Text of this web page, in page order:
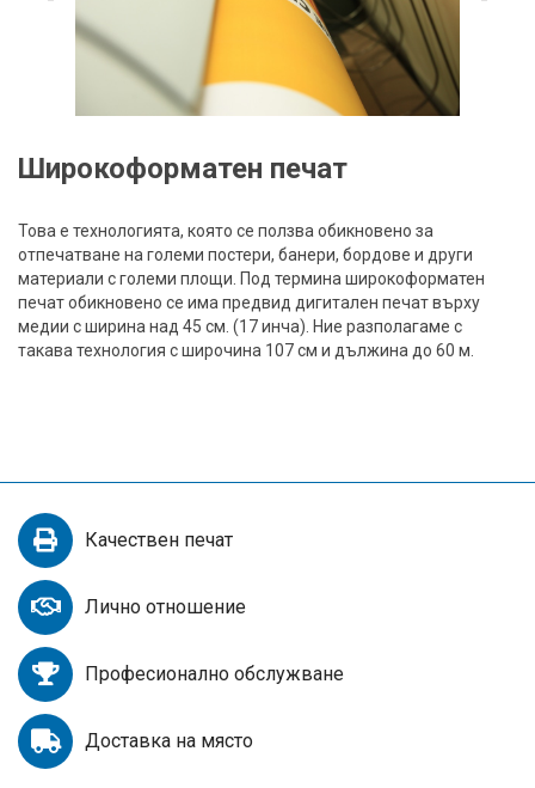
Широкоформатен печат
Това е технологията, която се ползва обикновено за
отпечатване на големи постери, банери, бордове и други
материали с големи площи. Под термина широкоформатен
печат обикновено се има предвид дигитален печат върху
медии с ширина над 45 см. (17 инча). Ние разполагаме с
такава технология с широчина 107 см и дължина до 60 м.
Качествен печат
Лично отношение
Професионално обслужване
Доставка на място